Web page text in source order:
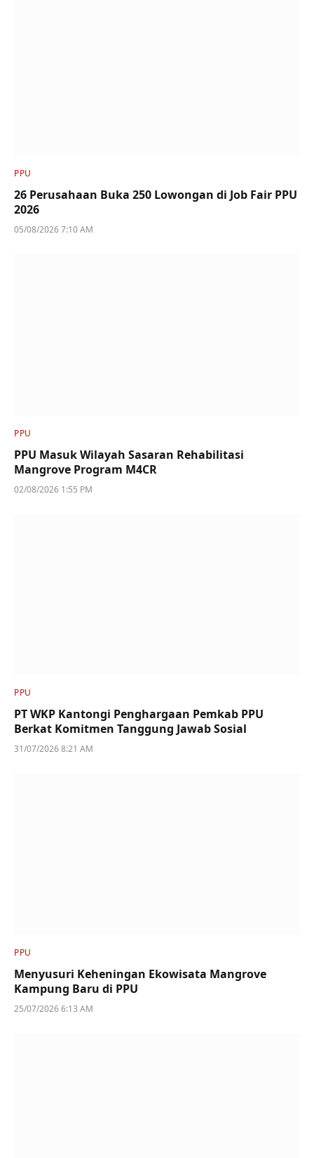
PPU
26 Perusahaan Buka 250 Lowongan di Job Fair PPU
2026
05/08/2026 7:10 AM
PPU
PPU Masuk Wilayah Sasaran Rehabilitasi
Mangrove Program M4CR
02/08/2026 1:55 PM
PPU
PT WKP Kantongi Penghargaan Pemkab PPU
Berkat Komitmen Tanggung Jawab Sosial
31/07/2026 8:21 AM
PPU
Menyusuri Keheningan Ekowisata Mangrove
Kampung Baru di PPU
25/07/2026 6:13 AM